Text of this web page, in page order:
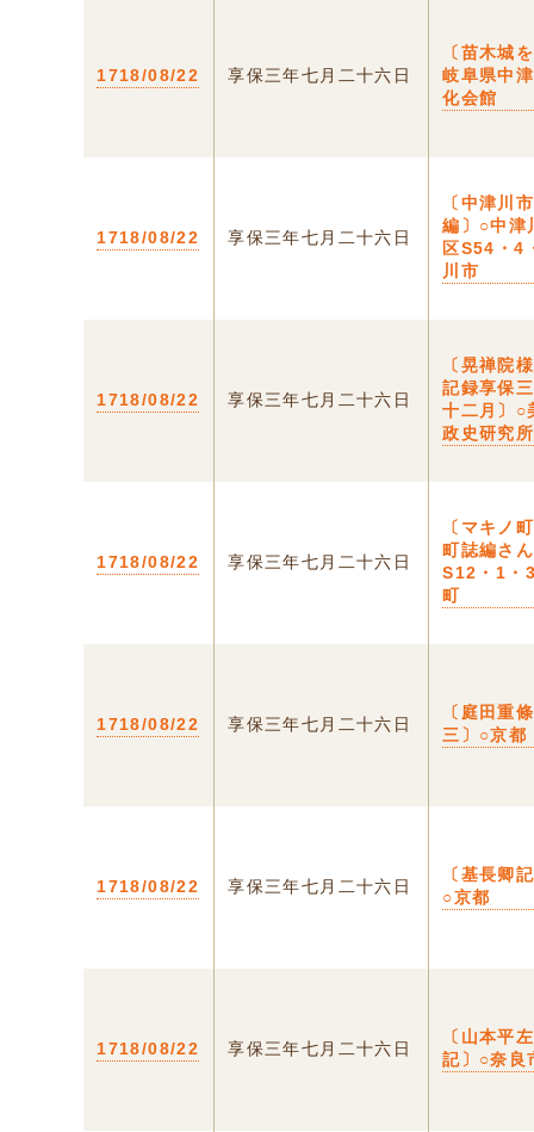
1718/08/22 享保三年七月二十六日
〔苗木城
岐阜県中
化会館
1718/08/22 享保三年七月二十六日
〔中津川
編〕○中津
区S54・
川市
1718/08/22 享保三年七月二十六日
〔晃禅院
記録享保
十二月〕○
政史研究所
1718/08/22 享保三年七月二十六日
〔マキノ
町誌編さ
S12・1
町
1718/08/22 享保三年七月二十六日
〔庭田重
三〕○京都
1718/08/22 享保三年七月二十六日
〔基長卿
○京都
1718/08/22 享保三年七月二十六日
〔山本平
記〕○奈良